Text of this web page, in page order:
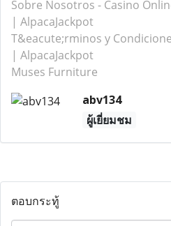
Sobre Nosotros - Casino
| AlpacaJackpot
T&eacute;rminos y
| AlpacaJackpot
Muses Furniture
abv134
ผู้เยี่ยมชม
ตอบกระทู้